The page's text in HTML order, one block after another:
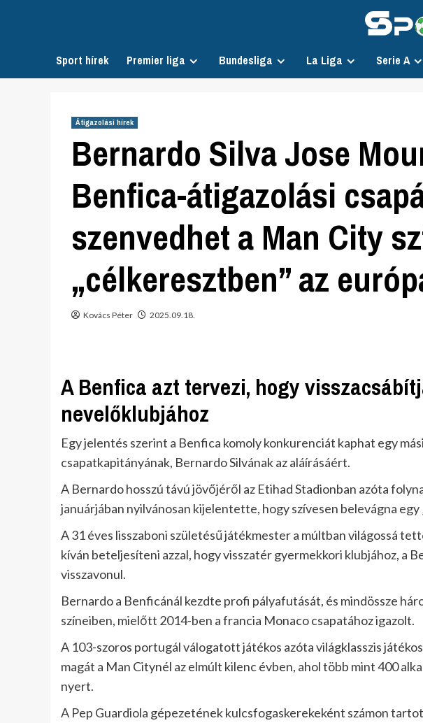
Sport hírek Premier liga Bundesliga La Liga Serie A
Átigazolási hírek
Bernardo Silva Jose
Benfica-átigazolási
szenvedhet a Man City
„célkeresztben” az
Kovács Péter 2025.09.18.
A Benfica azt tervezi, hogy
nevelőklubjához
Egy jelentés szerint a Benfica komoly konkurenciát kaphat egy
csapatkapitányának, Bernardo Silvának az aláírásáért.
A Bernardo hosszú távú jövőjéről az Etihad Stadionban azóta
januárjában nyilvánosan kijelentette, hogy szívesen belevágna egy
A 31 éves lisszaboni születésű játékmester a múltban világossá
kíván beteljesíteni azzal, hogy visszatér gyermekkori klubjához, a
visszavonul.
Bernardo a Benficánál kezdte profi pályafutását, és mindössze
színeiben, mielőtt 2014-ben a francia Monaco csapatához igazolt.
A 103-szoros portugál válogatott játékos azóta világklasszis
magát a Man Citynél az elmúlt kilenc évben, ahol több mint 400
nyert.
A Pep Guardiola gépezetének kulcsfogaskerekeként számon